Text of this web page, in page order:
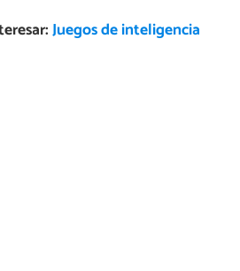
Juegos de inteligencia